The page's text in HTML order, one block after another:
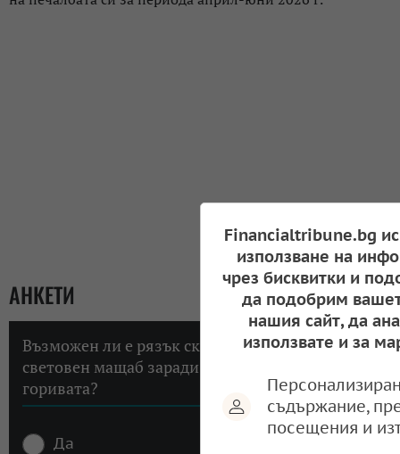
АНКЕТИ
Възможен ли е рязък скок на инфлацията в
световен мащаб заради високите цени на
горивата?
Да
Financialtribune.bg
използване на
чрез бисквитки и
да подобрим
нашия сайт, да
използвате и за
съдържание,
посещения и